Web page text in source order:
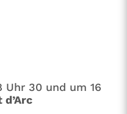
30 und um 16